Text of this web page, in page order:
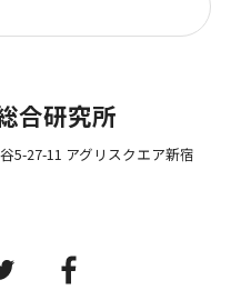
合研究所
5-27-11 アグリスクエア新宿